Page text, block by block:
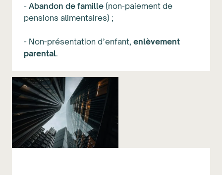
- Abandon de famille (non-paiement de
pensions alimentaires) ;
- Non-présentation d’enfant, enlèvement
parental.